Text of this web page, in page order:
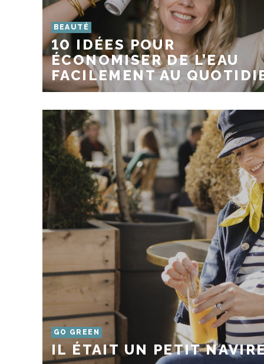
BEAUTÉ
10 IDÉES POUR
ÉCONOMISER DE L’EAU
FACILEMENT AU
GO GREEN
IL ÉTAIT UN PETIT